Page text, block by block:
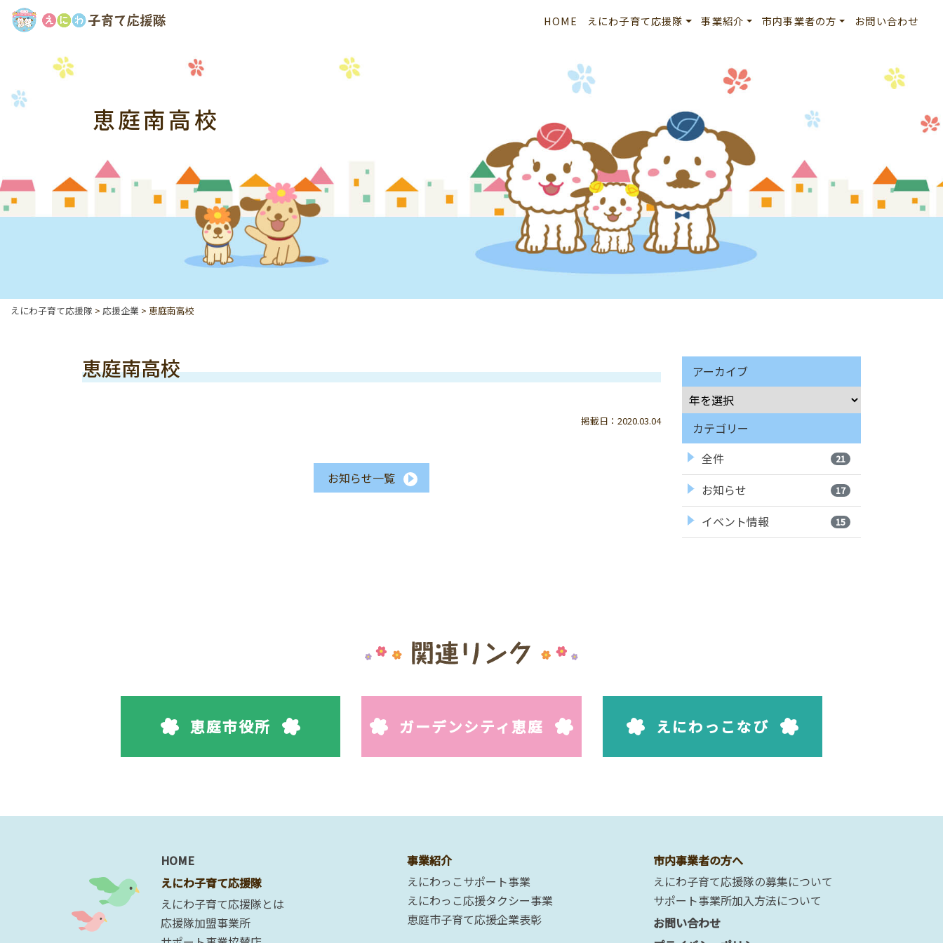
HOME えにわ子育て応援隊 事業紹介 市内事業者の方 お問い合わせ
恵庭南高校
えにわ子育て応援隊 > 応援企業 > 恵庭南高校
恵庭南高校
掲載日：2020.03.04
お知らせ一覧
アーカイブ
カテゴリー
全件
21
お知らせ 17
イベント情報 15
恵庭市役所 ガーデンシティ恵庭 えにわっこなび
HOME
えにわ子育て応援隊
えにわ子育て応援隊とは
応援隊加盟事業所
事業紹介
えにわっこサポート事業
えにわっこ応援タクシー事業
恵庭市子育て応援企業表彰
市内事業者の方へ
えにわ子育て応援隊の募集について
サポート事業所加入方法について
お問い合わせ